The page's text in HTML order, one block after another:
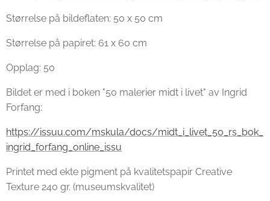
Størrelse på bildeflaten: 50 x 50 cm
Størrelse på papiret: 61 x 60 cm
Opplag: 50
Bildet er med i boken "50 malerier midt i livet" av Ingrid
Forfang:
https://issuu.com/mskula/docs/midt_i_livet_50_rs_bok_
ingrid_forfang_online_issu
Printet med ekte pigment på kvalitetspapir Creative
Texture 240 gr. (museumskvalitet)